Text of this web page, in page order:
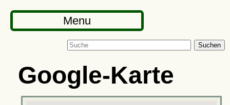
Menu
Suchen
Google-Karte